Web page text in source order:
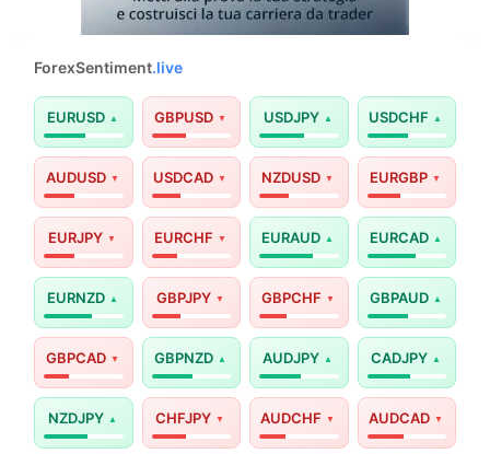
ForexSentiment.live
EURUSD GBPUSD USDJPY USDCHF
AUDUSD USDCAD NZDUSD EURGBP
EURJPY EURCHF EURAUD EURCAD
EURNZD GBPJPY GBPCHF GBPAUD
GBPCAD GBPNZD AUDJPY CADJPY
NZDJPY CHFJPY AUDCHF AUDCAD